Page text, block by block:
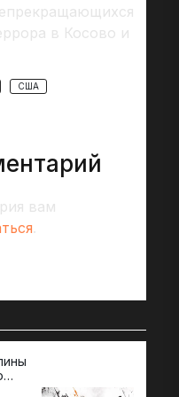
в Косово и
США
вам
.